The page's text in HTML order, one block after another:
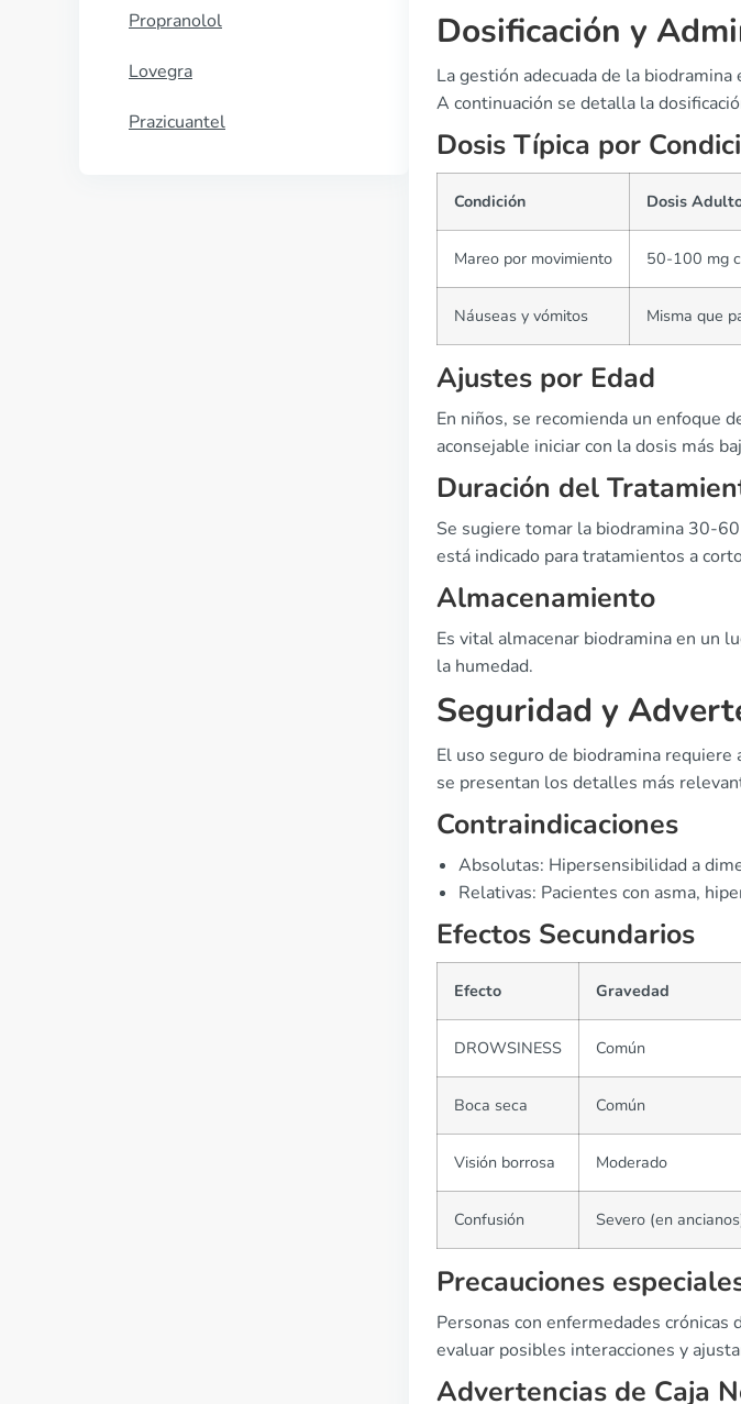
Propranolol
Lovegra
Prazicuantel
Dosificación y
La gestión adecuada de la
A continuación se detalla la
Dosis Típica por
Condición Dosis
Mareo por movimiento 50-100 mg
Náuseas y vómitos Misma que
Ajustes por Edad
En niños, se recomienda un enfoque
aconsejable iniciar con la dosis más
Duración del
Se sugiere tomar la biodramina 30-
está indicado para tratamientos a
Almacenamiento
Es vital almacenar biodramina en un
la humedad.
Seguridad y
El uso seguro de biodramina
se presentan los detalles más
Contraindicaciones
Absolutas: Hipersensibilidad a
Relativas: Pacientes con asma,
Efectos Secundarios
Efecto Gravedad
DROWSINESS Común
Boca seca Común
Visión borrosa Moderado
Confusión Severo (en
Precauciones
Personas con enfermedades
evaluar posibles interacciones y
Advertencias de Caja